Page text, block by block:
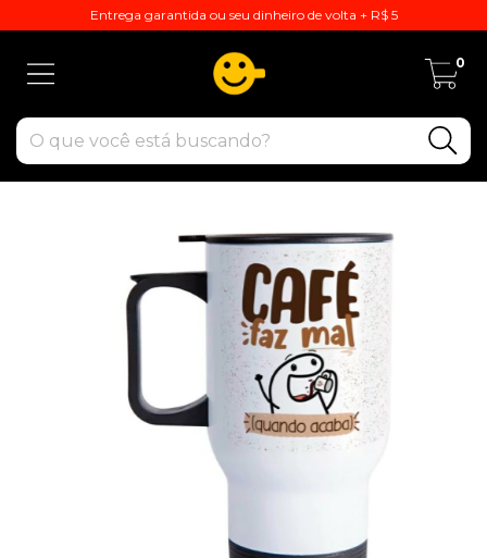
Entrega garantida ou seu dinheiro de volta + R$ 5
0